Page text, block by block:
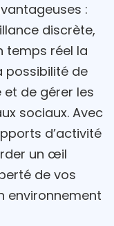
:
discrète,
temps réel la
possibilité de
de gérer les
sociaux. Avec
d’activité
un œil
de vos
environnement